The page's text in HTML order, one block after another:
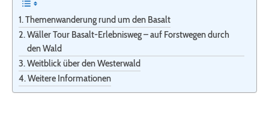
Themenwanderung rund um den Basalt
Wäller Tour Basalt-Erlebnisweg – auf Forstwegen durch
den Wald
Weitblick über den Westerwald
Weitere Informationen